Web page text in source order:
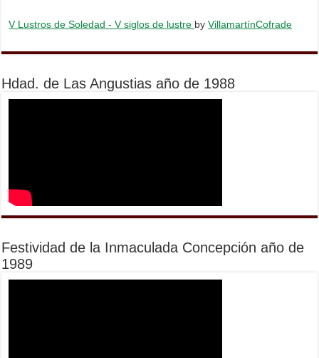
V Lustros de Soledad - V siglos de lustre byVillamartínCofrade
Hdad. de Las Angustias año de 1988
Festividad de la Inmaculada Concepción año de
1989